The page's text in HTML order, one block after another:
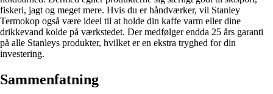
fiskeri, jagt og meget mere. Hvis du er håndværker, vil Stanley
Termokop også være ideel til at holde din kaffe varm eller dine
drikkevand kolde på værkstedet. Der medfølger endda 25 års garanti
på alle Stanleys produkter, hvilket er en ekstra tryghed for din
investering.
Sammenfatning